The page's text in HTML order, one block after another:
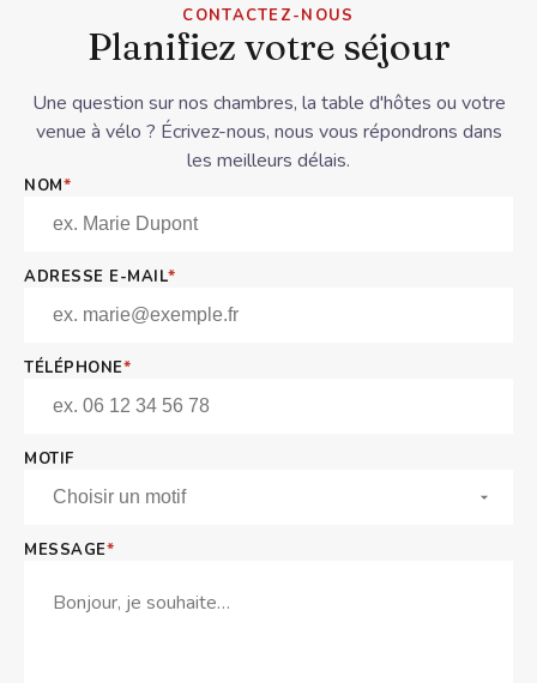
cookies tiers par Google.
AFFICHER LA CARTE
CONTACTEZ-NOUS
Planifiez votre séjour
Une question sur nos chambres, la table d'hôtes ou votre
venue à vélo ? Écrivez-nous, nous vous répondrons dans
les meilleurs délais.
NOM*
ADRESSE E-MAIL*
TÉLÉPHONE*
MOTIF
MESSAGE*